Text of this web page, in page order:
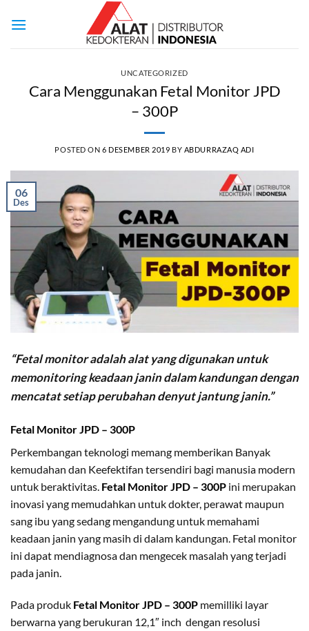
UNCATEGORIZED
Cara Menggunakan Fetal Monitor JPD
– 300P
POSTED ON6 DESEMBER 2019 BY ABDURRAZAQ ADI
06
Des
“Fetal monitor adalah alat yang digunakan untuk
memonitoring keadaan janin dalam kandungan dengan
mencatat setiap perubahan denyut jantung janin.”
Fetal Monitor JPD – 300P
Perkembangan teknologi memang memberikan Banyak
kemudahan dan Keefektifan tersendiri bagi manusia modern
untuk beraktivitas. Fetal Monitor JPD – 300P ini merupakan
inovasi yang memudahkan untuk dokter, perawat maupun
sang ibu yang sedang mengandung untuk memahami
keadaan janin yang masih di dalam kandungan. Fetal monitor
ini dapat mendiagnosa dan mengecek masalah yang terjadi
pada janin.
Pada produk Fetal Monitor JPD – 300P memilliki layar
berwarna yang berukuran 12,1″ inch dengan resolusi